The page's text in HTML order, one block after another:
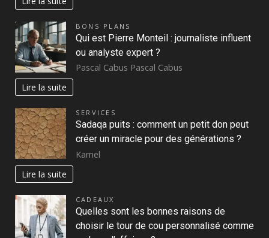
BONS PLANS
Qui est Pierre Monteil : journaliste influent
ou analyste expert ?
Pascal Cabus Pascal Cabus
Lire la suite
SERVICES
Sadaqa puits : comment un petit don peut
créer un miracle pour des générations ?
Kamel
Lire la suite
CADEAUX
Quelles sont les bonnes raisons de
choisir le tour de cou personnalisé comme